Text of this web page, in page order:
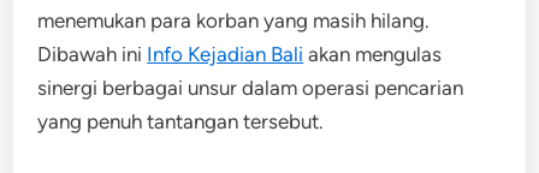
menemukan para korban yang masih hilang.
Dibawah ini Info Kejadian Bali akan mengulas
sinergi berbagai unsur dalam operasi pencarian
yang penuh tantangan tersebut.